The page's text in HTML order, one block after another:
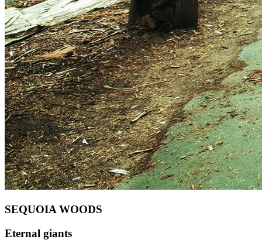
SEQUOIA WOODS
Eternal giants